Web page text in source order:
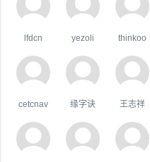
lfdcn yezoli thinkoo
cetcnav 缘字诀 王志祥